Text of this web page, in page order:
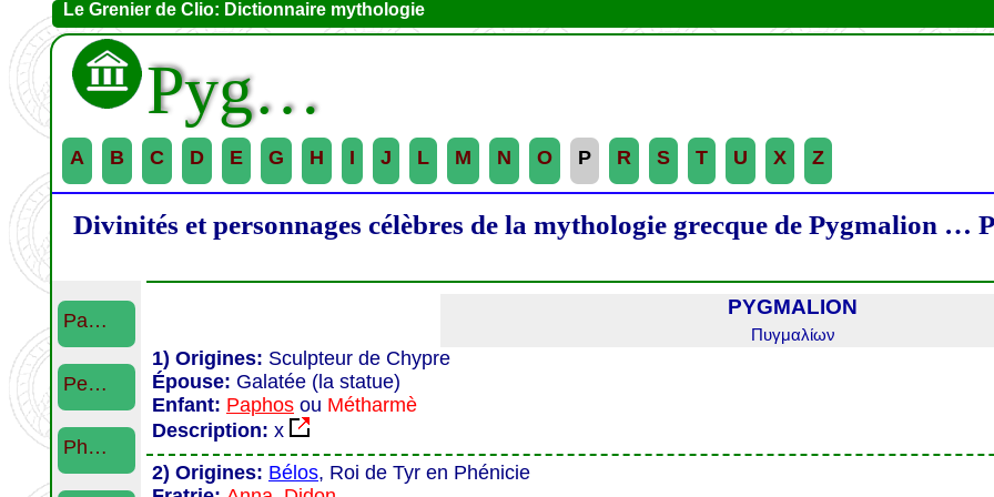
Le Grenier de Clio: Dictionnaire mythologie
Pyg…
A B C D E G H I J L M N O P R S T U X Z
Divinités et personnages célèbres de la mythologie grecque dePygmalion …
Pa…
Pe…
Ph…
PYGMALION
Πυγμαλίων
1) Origines: Sculpteur de Chypre
Épouse: Galatée (la statue)
Enfant: Paphos ou Métharmè
Description: x
2) Origines: Bélos, Roi de Tyr en Phénicie